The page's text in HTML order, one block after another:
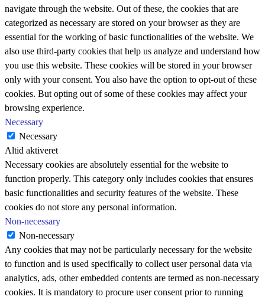
navigate through the website. Out of these, the cookies that are
categorized as necessary are stored on your browser as they are
essential for the working of basic functionalities of the website. We
also use third-party cookies that help us analyze and understand how
you use this website. These cookies will be stored in your browser
only with your consent. You also have the option to opt-out of these
cookies. But opting out of some of these cookies may affect your
browsing experience.
Necessary
Necessary
Altid aktiveret
Necessary cookies are absolutely essential for the website to
function properly. This category only includes cookies that ensures
basic functionalities and security features of the website. These
cookies do not store any personal information.
Non-necessary
Non-necessary
Any cookies that may not be particularly necessary for the website
to function and is used specifically to collect user personal data via
analytics, ads, other embedded contents are termed as non-necessary
cookies. It is mandatory to procure user consent prior to running